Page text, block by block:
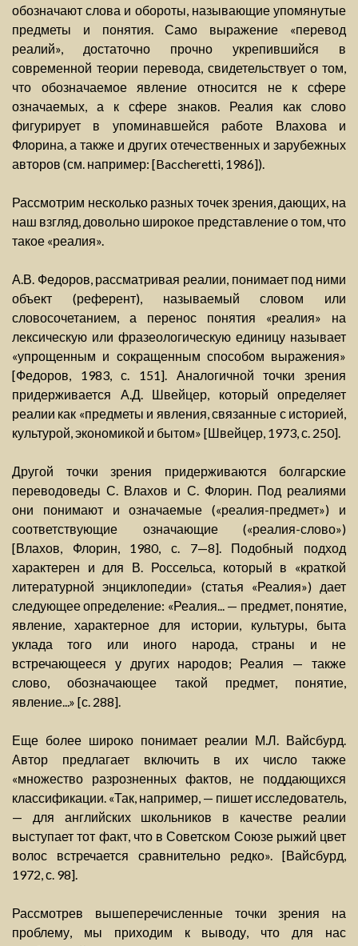
обозначают слова и обороты, называющие упомянутые
предметы и понятия. Само выражение «перевод
реалий», достаточно прочно укрепившийся в
современной теории перевода, свидетельствует о том,
что обозначаемое явление относится не к сфере
означаемых, а к сфере знаков. Реалия как слово
фигурирует в упоминавшейся работе Влахова и
Флорина, а также и других отечественных и зарубежных
авторов (см. например: [Baccheretti, 1986]).
Рассмотрим несколько разных точек зрения, дающих, на
наш взгляд, довольно широкое представление о том, что
такое «реалия».
А.В. Федоров, рассматривая реалии, понимает под ними
объект (референт), называемый словом или
словосочетанием, а перенос понятия «реалия» на
лексическую или фразеологическую единицу называет
«упрощенным и сокращенным способом выражения»
[Федоров, 1983, с. 151]. Аналогичной точки зрения
придерживается А.Д. Швейцер, который определяет
реалии как «предметы и явления, связанные с историей,
культурой, экономикой и бытом» [Швейцер, 1973, с. 250].
Другой точки зрения придерживаются болгарские
переводоведы С. Влахов и С. Флорин. Под реалиями
они понимают и означаемые («реалия-предмет») и
соответствующие означающие («реалия-слово»)
[Влахов, Флорин, 1980, с. 7—8]. Подобный подход
характерен и для В. Россельса, который в «краткой
литературной энциклопедии» (статья «Реалия») дает
следующее определение: «Реалия... — предмет, понятие,
явление, характерное для истории, культуры, быта
уклада того или иного народа, страны и не
встречающееся у других народов; Реалия — также
слово, обозначающее такой предмет, понятие,
явление...» [с. 288].
Еще более широко понимает реалии М.Л. Вайсбурд.
Автор предлагает включить в их число также
«множество разрозненных фактов, не поддающихся
классификации. «Так, например, — пишет исследователь,
— для английских школьников в качестве реалии
выступает тот факт, что в Советском Союзе рыжий цвет
волос встречается сравнительно редко». [Вайсбурд,
1972, с. 98].
Рассмотрев вышеперечисленные точки зрения на
проблему, мы приходим к выводу, что для нас